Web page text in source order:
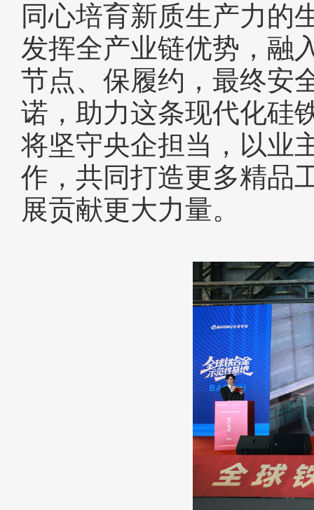
同心培育新质生产力的
发挥全产业链优势，融
节点、保履约，最终安
诺，助力这条现代化硅
将坚守央企担当，以业
作，共同打造更多精品
展贡献更大力量。